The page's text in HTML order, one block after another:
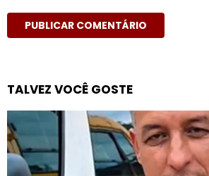
TALVEZ VOCÊ GOSTE